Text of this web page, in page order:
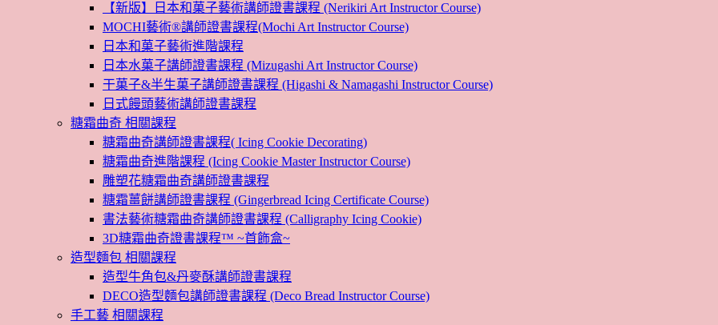
【新版】日本和菓子藝術講師證書課程 (Nerikiri Art Instructor Course)
MOCHI藝術®講師證書課程(Mochi Art Instructor Course)
日本和菓子藝術進階課程
日本水菓子講師證書課程 (Mizugashi Art Instructor Course)
干菓子&半生菓子講師證書課程 (Higashi & Namagashi Instructor Course)
日式饅頭藝術講師證書課程
糖霜曲奇 相關課程
糖霜曲奇講師證書課程( Icing Cookie Decorating)
糖霜曲奇進階課程 (Icing Cookie Master Instructor Course)
雕塑花糖霜曲奇講師證書課程
糖霜薑餅講師證書課程 (Gingerbread Icing Certificate Course)
書法藝術糖霜曲奇講師證書課程 (Calligraphy Icing Cookie)
3D糖霜曲奇證書課程™ ~首飾盒~
造型麵包 相關課程
造型牛角包&丹麥酥講師證書課程
DECO造型麵包講師證書課程 (Deco Bread Instructor Course)
手工藝 相關課程